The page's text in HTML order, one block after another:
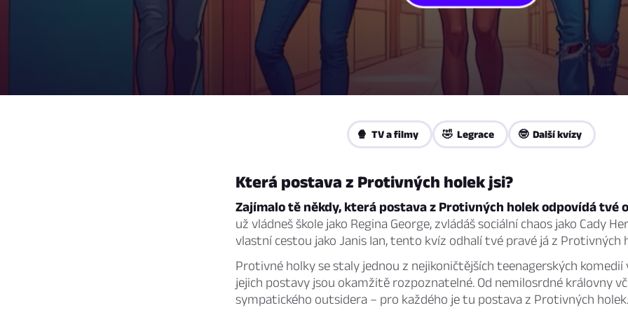
🍿 TV a filmy 🤣 Legrace 🤓 Další kvízy
Která postava z Protivných holek jsi?
Zajímalo tě někdy, která postava z Protivných holek odpovídá tvé
už vládneš škole jako Regina George, zvládáš sociální chaos jako Cady
vlastní cestou jako Janis Ian, tento kvíz odhalí tvé pravé já z Protivných
Protivné holky se staly jednou z nejikoničtějších teenagerských komedií
jejich postavy jsou okamžitě rozpoznatelné. Od nemilosrdné královny
sympatického outsidera – pro každého je tu postava z Protivných holek.